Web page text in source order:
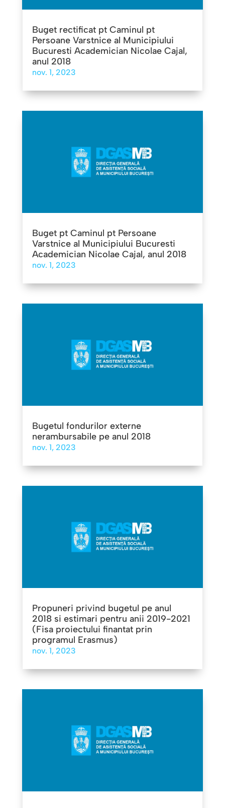
Buget rectificat pt Caminul pt
Persoane Varstnice al Municipiului
Bucuresti Academician Nicolae Cajal,
anul 2018
nov. 1, 2023
Buget pt Caminul pt Persoane
Varstnice al Municipiului Bucuresti
Academician Nicolae Cajal, anul 2018
nov. 1, 2023
Bugetul fondurilor externe
nerambursabile pe anul 2018
nov. 1, 2023
Propuneri privind bugetul pe anul
2018 si estimari pentru anii 2019-2021
(Fisa proiectului finantat prin
programul Erasmus)
nov. 1, 2023